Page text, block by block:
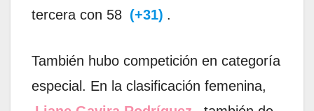
tercera con 58 (+31) .
También hubo competición en categoría
especial. En la clasificación femenina,